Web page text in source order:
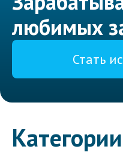
любимых
Стать